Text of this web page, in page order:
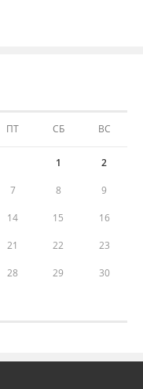
ПТ СБ ВС
1 2
7 8 9
14 15 16
21 22 23
28 29 30